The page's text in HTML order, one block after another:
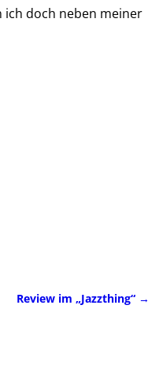
doch neben meiner
Review im „Jazzthing“ →